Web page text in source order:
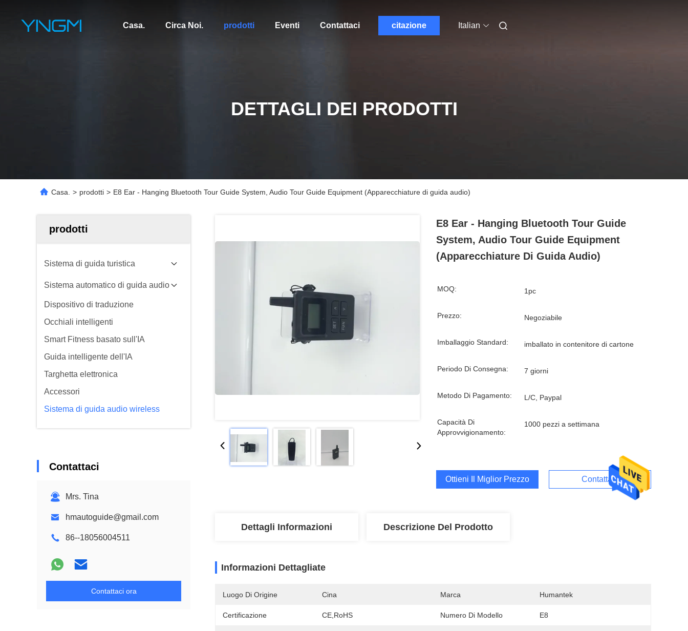
Casa. Circa Noi. prodotti Eventi Contattaci citazione Italian
DETTAGLI DEI PRODOTTI
Casa. > prodotti > E8 Ear - Hanging Bluetooth Tour Guide System, Audio Tour Guide Equipment (Apparecchiature di guida audio)
prodotti
Sistema di guida turistica
Sistema automatico di guida audio
Dispositivo di traduzione
Occhiali intelligenti
Smart Fitness basato sull'IA
Guida intelligente dell'IA
Targhetta elettronica
Accessori
Sistema di guida audio wireless
Contattaci
Mrs. Tina
hmautoguide@gmail.com
86--18056004511
Contattaci ora
E8 Ear - Hanging Bluetooth Tour Guide
System, Audio Tour Guide Equipment
(Apparecchiature Di Guida Audio)
MOQ: 1pc
Prezzo: Negoziabile
Imballaggio Standard: imballato in contenitore di cartone
Periodo Di Consegna: 7 giorni
Metodo Di Pagamento: L/C, Paypal
Capacità Di
Approvvigionamento:
1000 pezzi a settimana
Ottieni Il Miglior Prezzo Contattaci
Dettagli Informazioni Descrizione Del Prodotto
Informazioni Dettagliate
Luogo Di Origine Cina Marca Humantek
Certificazione CE,RoHS Numero Di Modello E8